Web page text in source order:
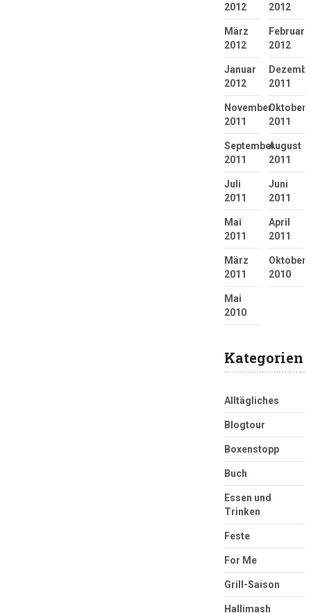
2012
2012
März
2012
Februar
2012
Januar
2012
2011
November
2011
Oktober
2011
September
2011
August
2011
Juli
2011
Juni
2011
Mai
2011
April
2011
März
2011
Oktober
2010
Mai
2010
Kategorien
Alltägliches
Blogtour
Boxenstopp
Buch
Essen und
Trinken
Feste
For Me
Grill-Saison
Hallimash